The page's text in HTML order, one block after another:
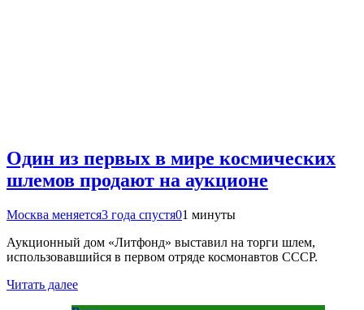
Один из первых в мире космических
шлемов продают на аукционе
Москва меняется3 года спустя01 минуты
Аукционный дом «Литфонд» выставил на торги шлем,
использовавшийся в первом отряде космонавтов СССР.
Читать далее